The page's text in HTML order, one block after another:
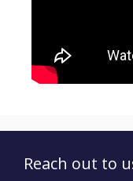
Reach out to